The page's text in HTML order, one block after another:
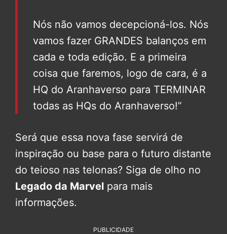
Nós não vamos decepcioná-los. Nós
vamos fazer GRANDES balanços em
cada e toda edição. E a primeira
coisa que faremos, logo de cara, é a
HQ do Aranhaverso para TERMINAR
todas as HQs do Aranhaverso!”
Será que essa nova fase servirá de
inspiração ou base para o futuro distante
do teioso nas telonas? Siga de olho no
Legado da Marvel para mais
informações.
PUBLICIDADE